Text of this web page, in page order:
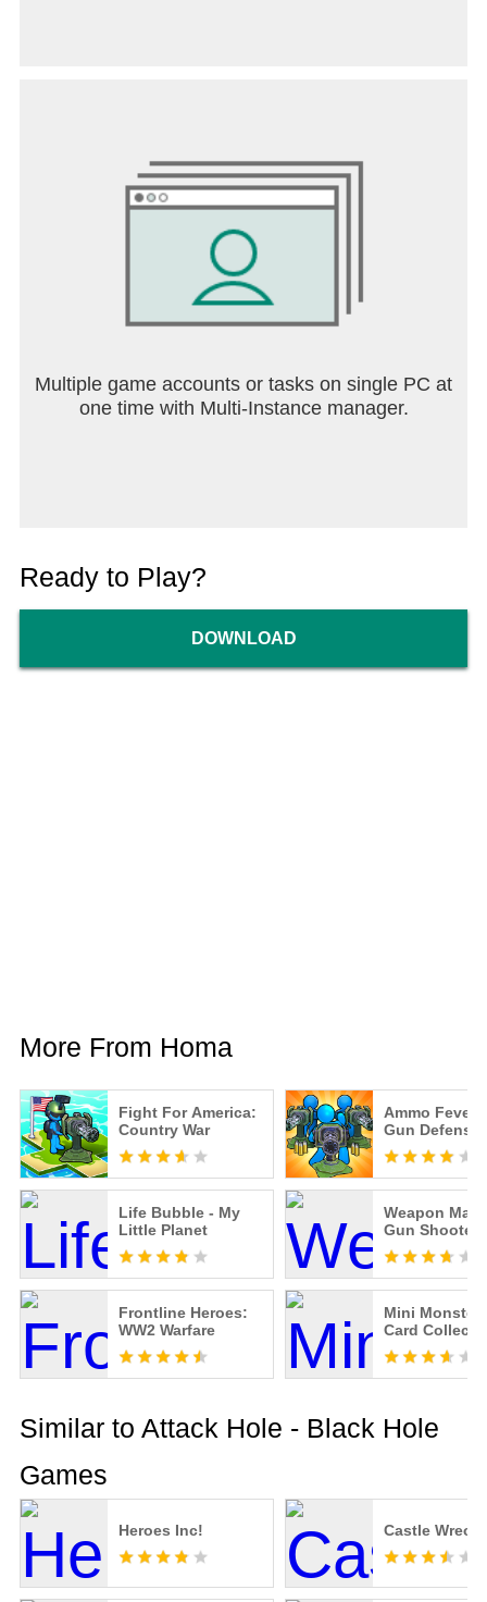
Multiple game accounts or tasks on single PC at
one time with Multi-Instance manager.
Ready to Play?
DOWNLOAD
More From Homa
Fight For America:
Country War
Ammo Fever:
Gun Defense
Life Bubble - My
Little Planet
Weapon
Gun Shooter
Frontline Heroes:
WW2 Warfare
Mini
Card
Similar to Attack Hole - Black Hole
Games
Heroes Inc! Castle Wreck